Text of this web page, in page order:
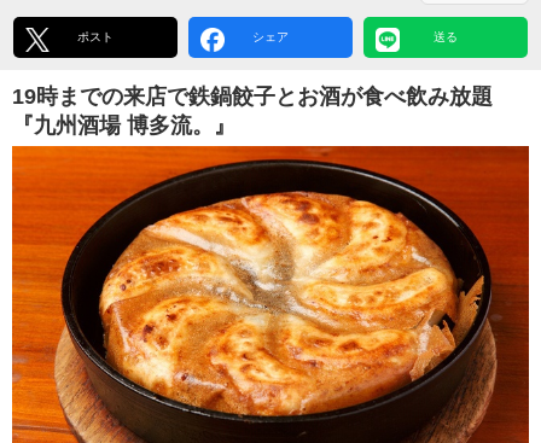
ポスト シェア 送る
19時までの来店で鉄鍋餃子とお酒が食べ飲み放題
『九州酒場 博多流。』